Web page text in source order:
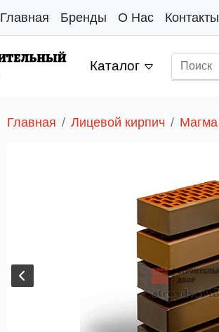
Главная Бренды О Нас Контакты
Каталог
Главная Лицевой кирпич